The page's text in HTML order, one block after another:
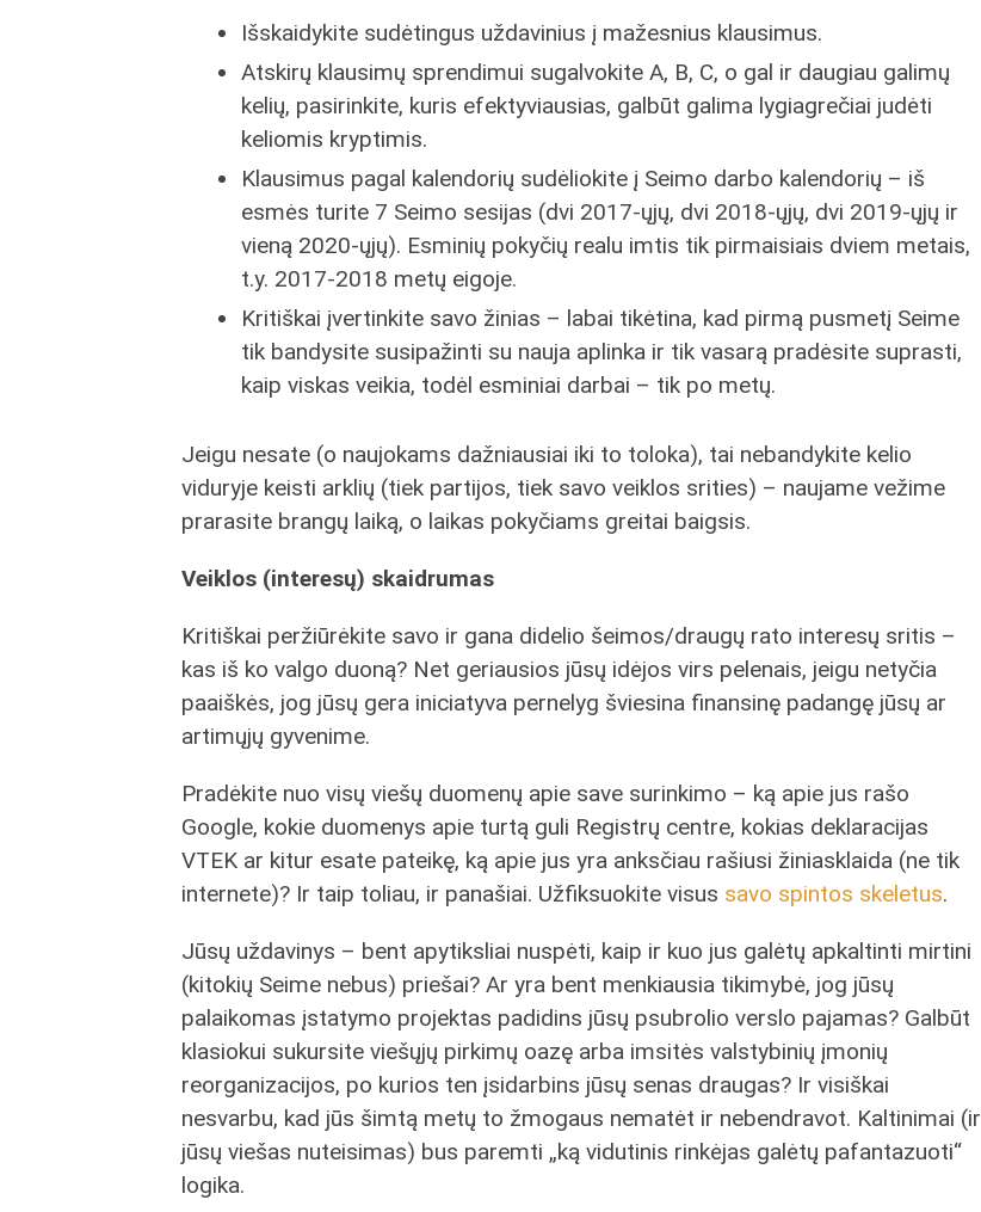
Išskaidykite sudėtingus uždavinius į mažesnius klausimus.
Atskirų klausimų sprendimui sugalvokite A, B, C, o gal ir daugiau galimų
kelių, pasirinkite, kuris efektyviausias, galbūt galima lygiagrečiai judėti
keliomis kryptimis.
Klausimus pagal kalendorių sudėliokite į Seimo darbo kalendorių – iš
esmės turite 7 Seimo sesijas (dvi 2017-ųjų, dvi 2018-ųjų, dvi 2019-ųjų ir
vieną 2020-ųjų). Esminių pokyčių realu imtis tik pirmaisiais dviem metais,
t.y. 2017-2018 metų eigoje.
Kritiškai įvertinkite savo žinias – labai tikėtina, kad pirmą pusmetį Seime
tik bandysite susipažinti su nauja aplinka ir tik vasarą pradėsite suprasti,
kaip viskas veikia, todėl esminiai darbai – tik po metų.
Jeigu nesate (o naujokams dažniausiai iki to toloka), tai nebandykite kelio
viduryje keisti arklių (tiek partijos, tiek savo veiklos srities) – naujame vežime
prarasite brangų laiką, o laikas pokyčiams greitai baigsis.
Veiklos (interesų) skaidrumas
Kritiškai peržiūrėkite savo ir gana didelio šeimos/draugų rato interesų sritis –
kas iš ko valgo duoną? Net geriausios jūsų idėjos virs pelenais, jeigu netyčia
paaiškės, jog jūsų gera iniciatyva pernelyg šviesina finansinę padangę jūsų ar
artimųjų gyvenime.
Pradėkite nuo visų viešų duomenų apie save surinkimo – ką apie jus rašo
Google, kokie duomenys apie turtą guli Registrų centre, kokias deklaracijas
VTEK ar kitur esate pateikę, ką apie jus yra anksčiau rašiusi žiniasklaida (ne tik
internete)? Ir taip toliau, ir panašiai. Užfiksuokite visus savo spintos skeletus.
Jūsų uždavinys – bent apytiksliai nuspėti, kaip ir kuo jus galėtų apkaltinti mirtini
(kitokių Seime nebus) priešai? Ar yra bent menkiausia tikimybė, jog jūsų
palaikomas įstatymo projektas padidins jūsų psubrolio verslo pajamas? Galbūt
klasiokui sukursite viešųjų pirkimų oazę arba imsitės valstybinių įmonių
reorganizacijos, po kurios ten įsidarbins jūsų senas draugas? Ir visiškai
nesvarbu, kad jūs šimtą metų to žmogaus nematėt ir nebendravot. Kaltinimai (ir
jūsų viešas nuteisimas) bus paremti „ką vidutinis rinkėjas galėtų pafantazuoti“
logika.